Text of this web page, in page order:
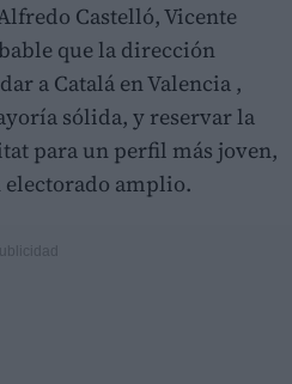
Castelló, Vicente
que la dirección
a Catalá en Valencia ,
sólida, y reservar la
para un perfil más joven,
electorado amplio.